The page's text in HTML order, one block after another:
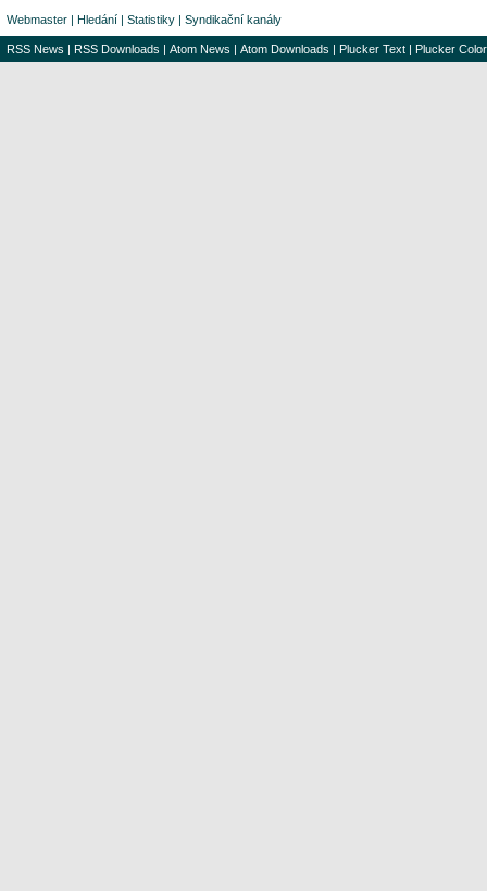
Webmaster | Hledání | Statistiky | Syndikační kanály
RSS News | RSS Downloads | Atom News | Atom Downloads | Plucker Text | Plucker Color